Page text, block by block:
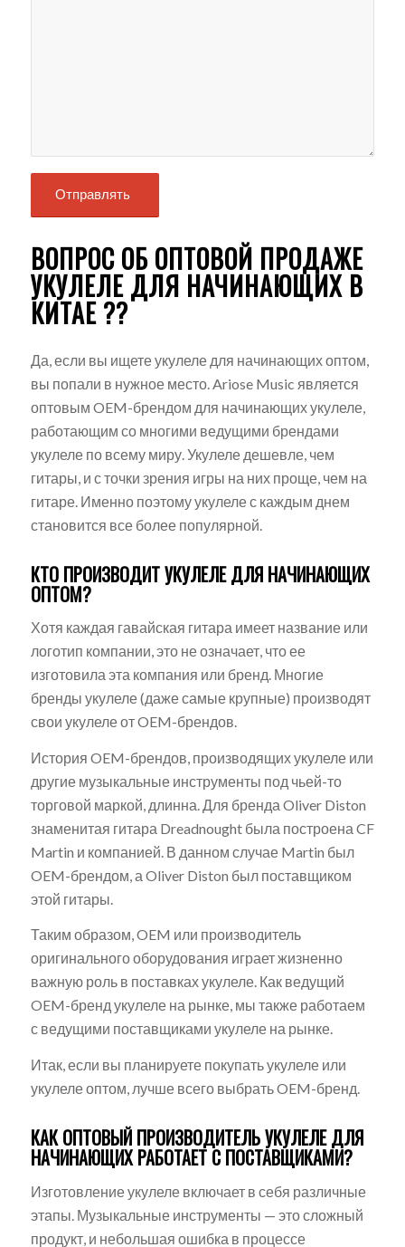
ВОПРОС ОБ ОПТОВОЙ ПРОДАЖЕ
УКУЛЕЛЕ ДЛЯ НАЧИНАЮЩИХ В
КИТАЕ ??
Да, если вы ищете укулеле для начинающих оптом,
вы попали в нужное место. Ariose Music является
оптовым OEM-брендом для начинающих укулеле,
работающим со многими ведущими брендами
укулеле по всему миру. Укулеле дешевле, чем
гитары, и с точки зрения игры на них проще, чем на
гитаре. Именно поэтому укулеле с каждым днем
становится все более популярной.
КТО ПРОИЗВОДИТ УКУЛЕЛЕ ДЛЯ НАЧИНАЮЩИХ
ОПТОМ?
Хотя каждая гавайская гитара имеет название или
логотип компании, это не означает, что ее
изготовила эта компания или бренд. Многие
бренды укулеле (даже самые крупные) производят
свои укулеле от OEM-брендов.
История OEM-брендов, производящих укулеле или
другие музыкальные инструменты под чьей-то
торговой маркой, длинна. Для бренда Oliver Diston
знаменитая гитара Dreadnought была построена CF
Martin и компанией. В данном случае Martin был
OEM-брендом, а Oliver Diston был поставщиком
этой гитары.
Таким образом, OEM или производитель
оригинального оборудования играет жизненно
важную роль в поставках укулеле. Как ведущий
OEM-бренд укулеле на рынке, мы также работаем
с ведущими поставщиками укулеле на рынке.
Итак, если вы планируете покупать укулеле или
укулеле оптом, лучше всего выбрать OEM-бренд.
КАК ОПТОВЫЙ ПРОИЗВОДИТЕЛЬ УКУЛЕЛЕ ДЛЯ
НАЧИНАЮЩИХ РАБОТАЕТ С ПОСТАВЩИКАМИ?
Изготовление укулеле включает в себя различные
этапы. Музыкальные инструменты — это сложный
продукт, и небольшая ошибка в процессе